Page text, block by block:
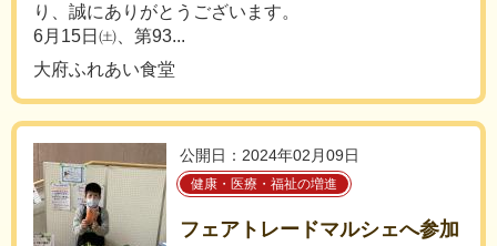
り、誠にありがとうございます。
6月15日㈯、第93...
大府ふれあい食堂
公開日：2024年02月09日
健康・医療・福祉の増進
フェアトレードマルシェへ参加